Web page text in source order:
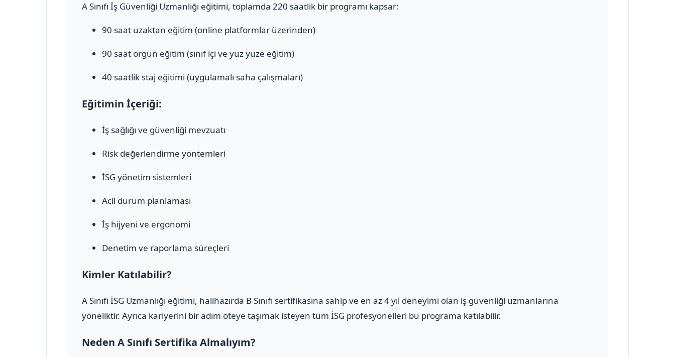
A Sınıfı İş Güvenliği Uzmanlığı eğitimi, toplamda 220 saatlik bir programı kapsar:
90 saat uzaktan eğitim (online platformlar üzerinden)
90 saat örgün eğitim (sınıf içi ve yüz yüze eğitim)
40 saatlik staj eğitimi (uygulamalı saha çalışmaları)
Eğitimin İçeriği:
İş sağlığı ve güvenliği mevzuatı
Risk değerlendirme yöntemleri
İSG yönetim sistemleri
Acil durum planlaması
İş hijyeni ve ergonomi
Denetim ve raporlama süreçleri
Kimler Katılabilir?
A Sınıfı İSG Uzmanlığı eğitimi, halihazırda B Sınıfı sertifikasına sahip ve en az 4 yıl deneyimi olan iş güvenliği uzmanlarına
yöneliktir. Ayrıca kariyerini bir adım öteye taşımak isteyen tüm İSG profesyonelleri bu programa katılabilir.
Neden A Sınıfı Sertifika Almalıyım?